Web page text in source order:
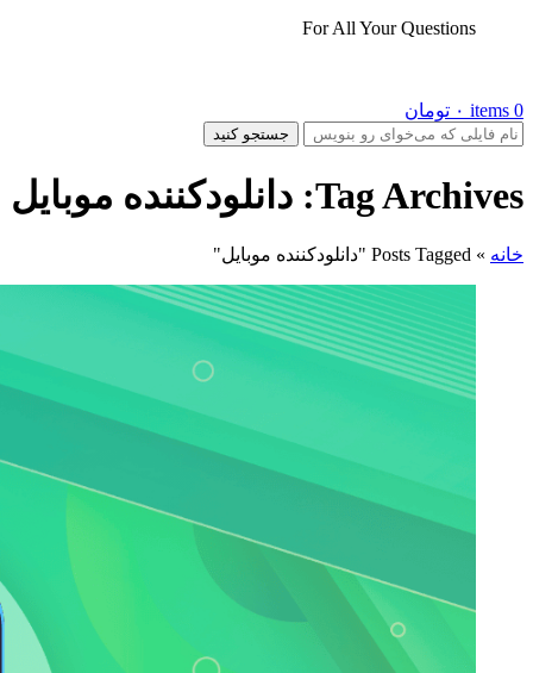
For All Your Questions
0
items ۰ تومان
جستجو کنید
Tag Archives: دانلودکننده موبایل
خانه » Posts Tagged "دانلودکننده موبایل"